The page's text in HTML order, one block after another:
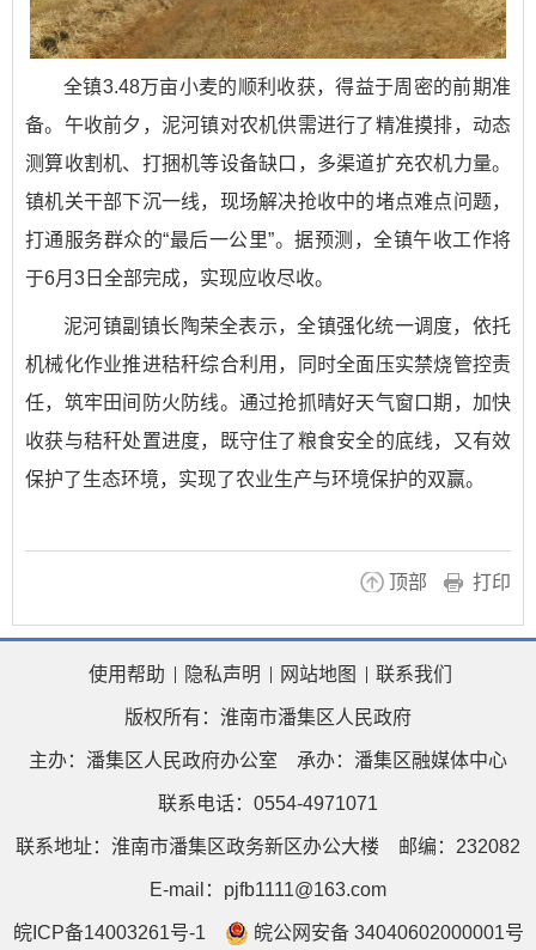
全镇3.48万亩小麦的顺利收获，得益于周密的前期准
备。午收前夕，泥河镇对农机供需进行了精准摸排，动态
测算收割机、打捆机等设备缺口，多渠道扩充农机力量。
镇机关干部下沉一线，现场解决抢收中的堵点难点问题，
打通服务群众的“最后一公里”。据预测，全镇午收工作将
于6月3日全部完成，实现应收尽收。
泥河镇副镇长陶荣全表示，全镇强化统一调度，依托
机械化作业推进秸秆综合利用，同时全面压实禁烧管控责
任，筑牢田间防火防线。通过抢抓晴好天气窗口期，加快
收获与秸秆处置进度，既守住了粮食安全的底线，又有效
保护了生态环境，实现了农业生产与环境保护的双赢。
顶部 打印
使用帮助 隐私声明 网站地图 联系我们
版权所有：淮南市潘集区人民政府
主办：潘集区人民政府办公室 承办：潘集区融媒体中心
联系电话：0554-4971071
联系地址：淮南市潘集区政务新区办公大楼 邮编：232082
E-mail：pjfb1111@163.com
皖ICP备14003261号-1 皖公网安备 34040602000001号